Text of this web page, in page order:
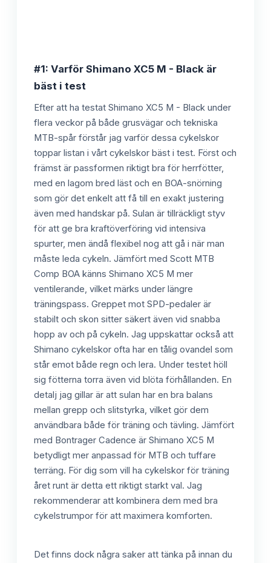
#1: Varför Shimano XC5 M - Black är
bäst i test
Efter att ha testat Shimano XC5 M - Black under
flera veckor på både grusvägar och tekniska
MTB-spår förstår jag varför dessa cykelskor
toppar listan i vårt cykelskor bäst i test. Först och
främst är passformen riktigt bra för herrfötter,
med en lagom bred läst och en BOA-snörning
som gör det enkelt att få till en exakt justering
även med handskar på. Sulan är tillräckligt styv
för att ge bra kraftöverföring vid intensiva
spurter, men ändå flexibel nog att gå i när man
måste leda cykeln. Jämfört med Scott MTB
Comp BOA känns Shimano XC5 M mer
ventilerande, vilket märks under längre
träningspass. Greppet mot SPD-pedaler är
stabilt och skon sitter säkert även vid snabba
hopp av och på cykeln. Jag uppskattar också att
Shimano cykelskor ofta har en tålig ovandel som
står emot både regn och lera. Under testet höll
sig fötterna torra även vid blöta förhållanden. En
detalj jag gillar är att sulan har en bra balans
mellan grepp och slitstyrka, vilket gör dem
användbara både för träning och tävling. Jämfört
med Bontrager Cadence är Shimano XC5 M
betydligt mer anpassad för MTB och tuffare
terräng. För dig som vill ha cykelskor för träning
året runt är detta ett riktigt starkt val. Jag
rekommenderar att kombinera dem med bra
cykelstrumpor för att maximera komforten.
Det finns dock några saker att tänka på innan du